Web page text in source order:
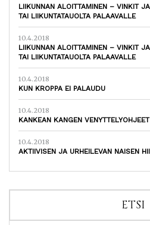
LIIKUNNAN ALOITTAMINEN – VINKIT
TAI LIIKUNTATAUOLTA PALAAVALLE
10.4.2018
LIIKUNNAN ALOITTAMINEN – VINKIT
TAI LIIKUNTATAUOLTA PALAAVALLE
10.4.2018
KUN KROPPA EI PALAUDU
10.4.2018
KANKEAN KANGEN VENYTTELYOHJEET
10.4.2018
AKTIIVISEN JA URHEILEVAN NAISEN
ETSI